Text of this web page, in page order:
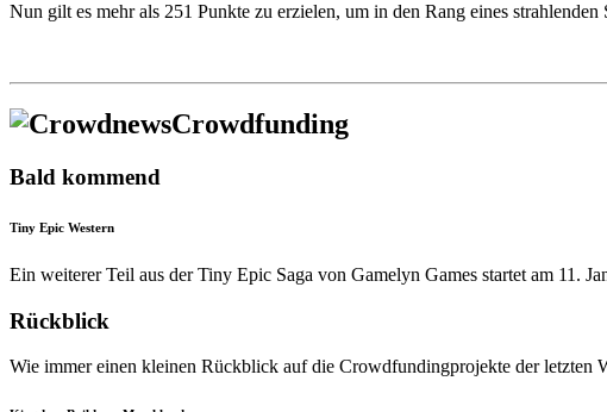
Nun gilt es mehr als 251 Punkte zu erzielen, um in den Rang eines strahlenden
Crowdfunding
Bald kommend
Tiny Epic Western
Ein weiterer Teil aus der Tiny Epic Saga von Gamelyn Games startet am 11.
Rückblick
Wie immer einen kleinen Rückblick auf die Crowdfundingprojekte der letzten